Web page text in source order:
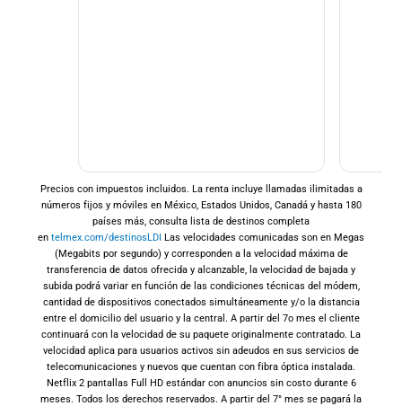
×
¡Espera!
No seleccionaste ninguna promoción de
entretenimiento
Al Contratar
Domicíliate y
Elige 2 de 3
Precios con impuestos incluidos. La renta incluye llamadas ilimitadas a
números fijos y móviles en México, Estados Unidos, Canadá y hasta 180
países más, consulta lista de destinos completa
en telmex.com/destinosLDI Las velocidades comunicadas son en Megas
(Megabits por segundo) y corresponden a la velocidad máxima de
transferencia de datos ofrecida y alcanzable, la velocidad de bajada y
subida podrá variar en función de las condiciones técnicas del módem,
cantidad de dispositivos conectados simultáneamente y/o la distancia
entre el domicilio del usuario y la central. A partir del 7o mes el cliente
continuará con la velocidad de su paquete originalmente contratado. La
velocidad aplica para usuarios activos sin adeudos en sus servicios de
telecomunicaciones y nuevos que cuentan con fibra óptica instalada.
Netflix 2 pantallas Full HD estándar con anuncios sin costo durante 6
meses. Todos los derechos reservados. A partir del 7° mes se pagará la